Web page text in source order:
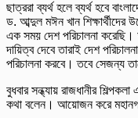
ছাত্ররা ব্যর্থ হলে ব্যর্থ হবে
ড. আব্দুল মঈন খান শিক্ষার্থীদের
এক সময় দেশ পরিচালনা করেছি।
দায়িত্ব দেবে তারাই দেশ
পরিচালনা করবে। তবে সেজন্য
বুধবার সন্ধ্যায় রাজধানীর
কথা বলেন। আয়োজন করে